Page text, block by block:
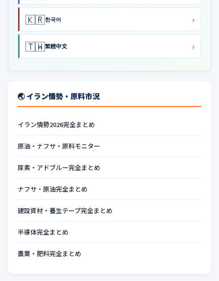
🇰🇷한국어 ›
🇹🇼繁體中文 ›
🌏 イラン情勢・原料市況
イラン情勢2026完全まとめ
原油・ナフサ・原料モニター
尿素・アドブルー完全まとめ
ナフサ・原油完全まとめ
建設資材・養生テープ完全まとめ
半導体完全まとめ
農業・肥料完全まとめ